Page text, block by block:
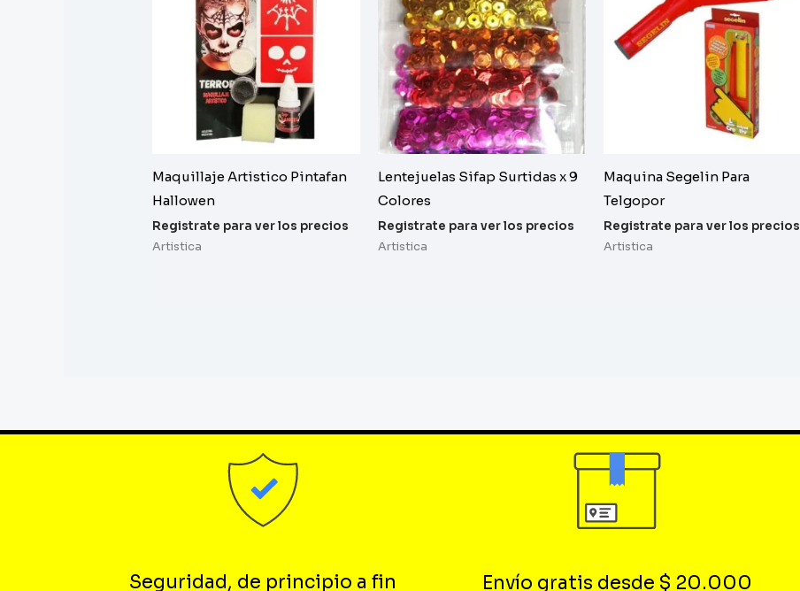
Maquillaje Artistico Pintafan
Hallowen
Registrate para ver los precios
Artistica
Lentejuelas Sifap Surtidas x 9
Colores
Registrate para ver los precios
Artistica
Maquina Segelin Para
Telgopor
Registrate para ver los precios
Artistica
Seguridad, de principio a fin Envío gratis desde $ 20.000